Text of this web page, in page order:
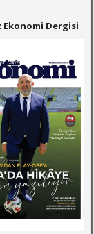
Ekonomi Dergisi